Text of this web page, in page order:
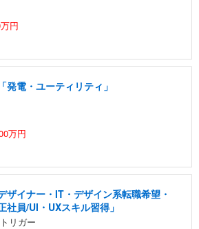
円
発電・ユーティリティ」
万円
ザイナー・IT・デザイン系転職希望・
社員/UI・UXスキル習得」
リガー